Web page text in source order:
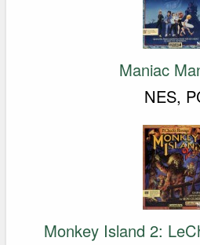
Maniac
NES,
Monkey Island 2: